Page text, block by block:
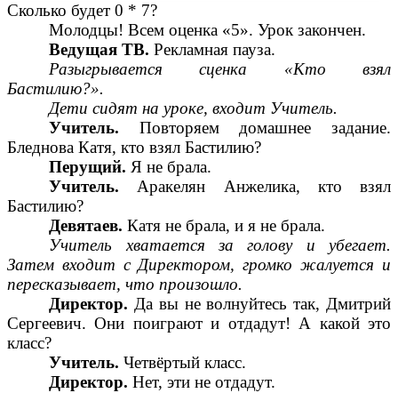
Сколько будет 0 * 7?
Молодцы! Всем оценка «5». Урок закончен.
Ведущая ТВ.Рекламная пауза.
Разыгрывается сценка «Кто взял
Бастилию?».
Дети сидят на уроке, входит Учитель.
Учитель. Повторяем домашнее задание.
Бледнова Катя, кто взял Бастилию?
Перущий. Я не брала.
Учитель. Аракелян Анжелика, кто взял
Бастилию?
Девятаев.Катя не брала, и я не брала.
Учитель хватается за голову и убегает.
Затем входит с Директором, громко жалуется и
пересказывает, что произошло.
Директор. Да вы не волнуйтесь так, Дмитрий
Сергеевич. Они поиграют и отдадут! А какой это
класс?
Учитель.Четвёртый класс.
Директор.Нет, эти не отдадут.